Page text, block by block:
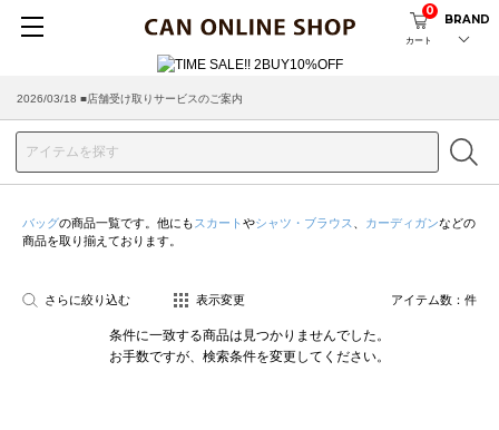
カート
0
BRAND
2026/03/18 ■店舗受け取りサービスのご案内
バッグの商品一覧です。他にも スカート やシャツ・ブラウス カーディガンなどの
商品を取り揃えております。
さらに絞り込む 表示変更 アイテム数： 件
条件に一致する商品は見つかりませんでした。
お手数ですが、検索条件を変更してください。